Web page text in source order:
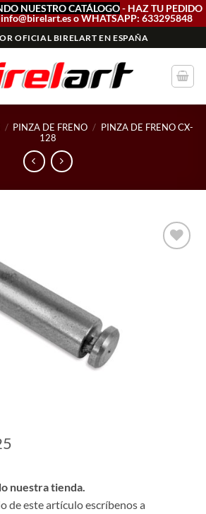
NUESTRO CATÁLOGO- HAZ TU PEDIDO
info@birelart.es o WHATSAPP: 633295848
OFICIAL BIRELART EN ESPAÑA
/ PINZA DE FRENO / PINZA DE FRENO CX-
128
nuestra tienda.
de este artículo escríbenos a